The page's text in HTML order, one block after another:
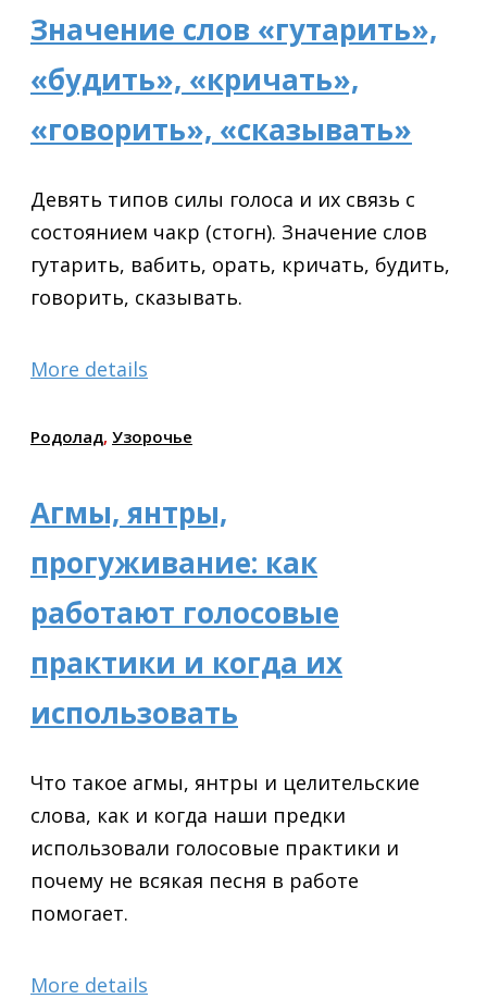
Значение слов «гутарить»,
«будить», «кричать»,
«говорить», «сказывать»
Девять типов силы голоса и их связь с
состоянием чакр (стогн). Значение слов
гутарить, вабить, орать, кричать, будить,
говорить, сказывать.
More details
Родолад, Узорочье
Агмы, янтры,
прогуживание: как
работают голосовые
практики и когда их
использовать
Что такое агмы, янтры и целительские
слова, как и когда наши предки
использовали голосовые практики и
почему не всякая песня в работе
помогает.
More details